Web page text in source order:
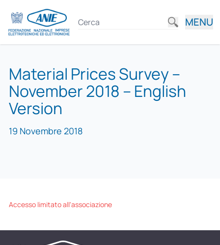
MENU
Material Prices Survey –
November 2018 – English
Version
19 Novembre 2018
Accesso limitato all'associazione